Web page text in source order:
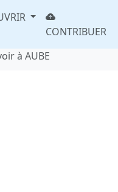
CONTRIBUER
à AUBE